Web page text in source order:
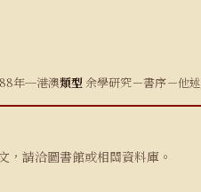
年─港澳類型 余學研究－書序－他述
，請洽圖書館或相關資料庫。